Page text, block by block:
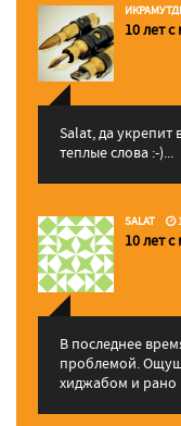
10 лет
Salat, да укрепит
теплые слова :-)...
SALAT
10 лет
В последнее
проблемой.
хиджабом и рано